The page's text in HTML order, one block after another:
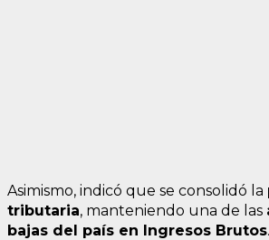
Asimismo, indicó que se consolidó la
tributaria, manteniendo una de las
bajas del país en Ingresos Brutos.